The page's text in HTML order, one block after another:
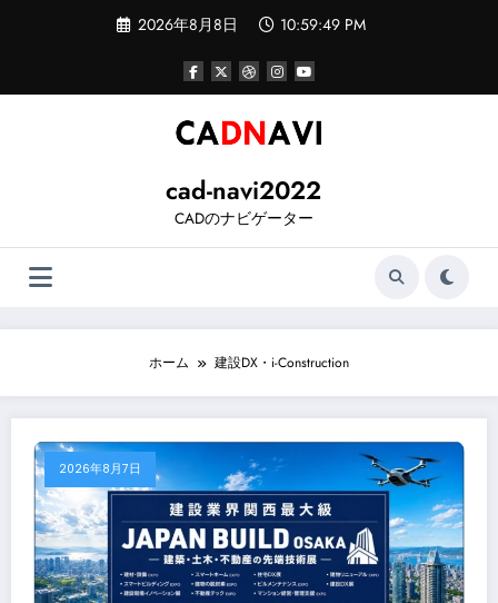
ツ
2026年8月8日 10:59:49 PM
cad-navi2022
CADのナビゲーター
ホーム 建設DX・i-Construction
2026年8月7日